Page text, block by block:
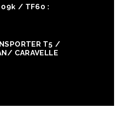
/ TF60 :
T5 /
CARAVELLE